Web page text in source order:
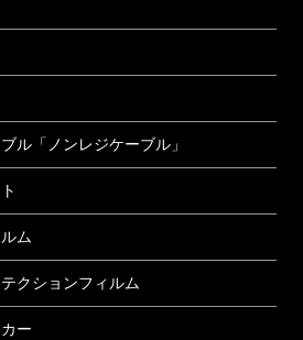
ル「ノンレジケーブル」
ム
クションフィルム
ー